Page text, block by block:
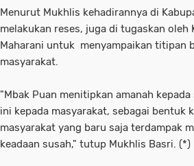
Menurut Mukhlis kehadirannya di
melakukan reses, juga di tugaskan oleh
Maharani untuk menyampaikan titipan
masyarakat.
"Mbak Puan menitipkan amanah
ini kepada masyarakat, sebagai bentuk
masyarakat yang baru saja terdampak
keadaan susah," tutup Mukhlis Basri. (*)